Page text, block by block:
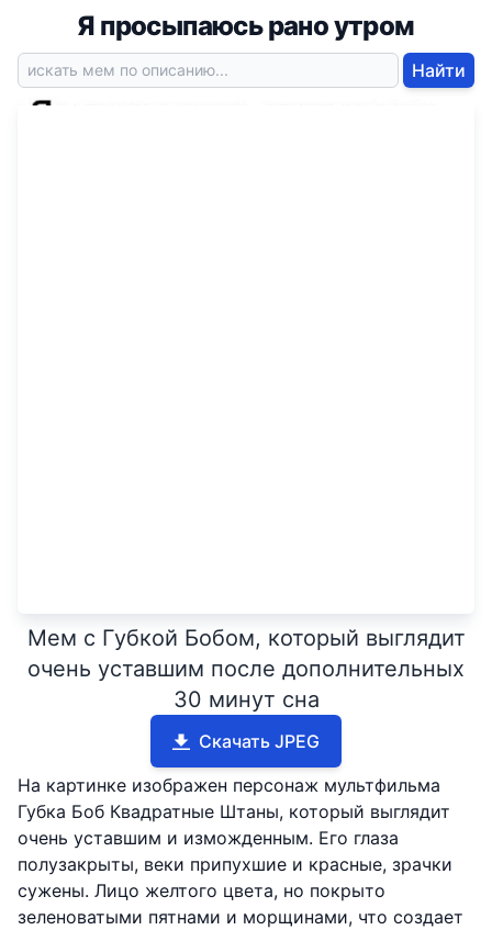
Я просыпаюсь рано утром
Найти
Мем с Губкой Бобом, который выглядит
очень уставшим после дополнительных
30 минут сна
Скачать JPEG
На картинке изображен персонаж мультфильма
Губка Боб Квадратные Штаны, который выглядит
очень уставшим и изможденным. Его глаза
полузакрыты, веки припухшие и красные, зрачки
сужены. Лицо желтого цвета, но покрыто
зеленоватыми пятнами и морщинами, что создает